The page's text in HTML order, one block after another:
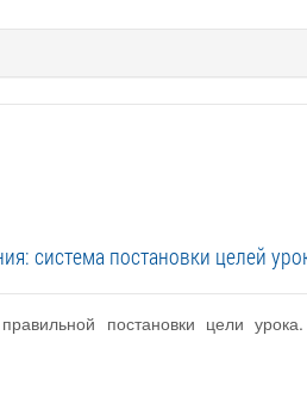
система постановки целей
постановки цели